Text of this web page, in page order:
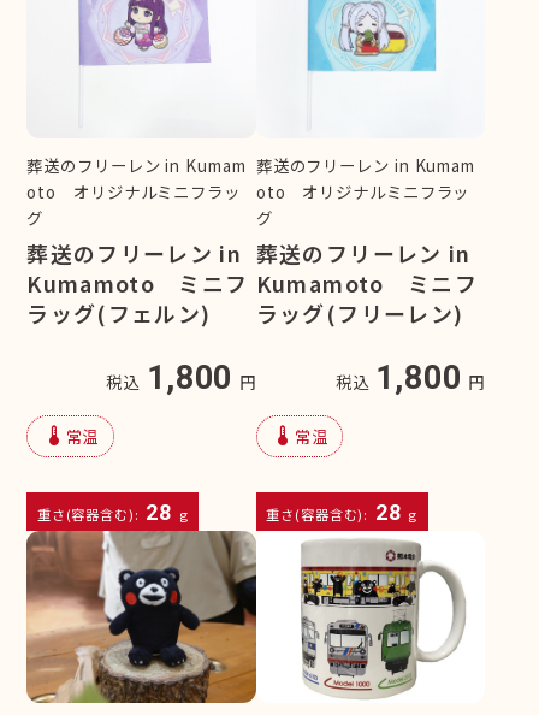
葬送のフリーレン in Kumam
oto オリジナルミニフラッ
グ
葬送のフリーレン in
Kumamoto ミニフ
ラッグ(フェルン)
税込 1,800 円
device_thermostat 常温
重さ(容器含む): 28 g
葬送のフリーレン in Kumam
oto オリジナルミニフラッ
グ
葬送のフリーレン in
Kumamoto ミニフ
ラッグ(フリーレン)
税込 1,800 円
device_thermostat 常温
重さ(容器含む): 28 g